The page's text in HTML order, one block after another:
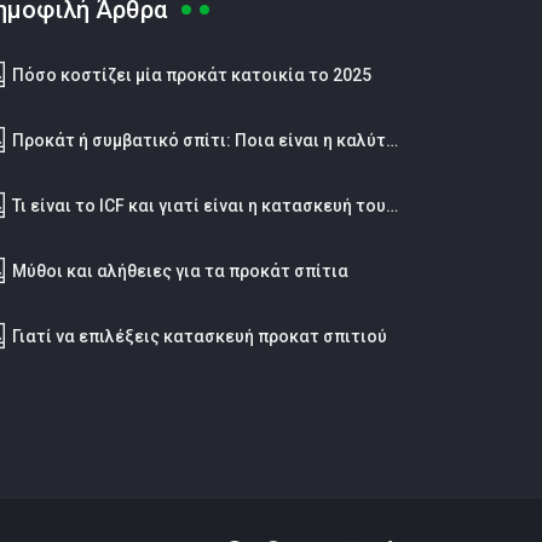
Άρθρα
Πόσο κοστίζει μία προκάτ κατοικία το 2025
Προκάτ ή συμβατικό σπίτι: Ποια είναι η καλύτερη επιλογή;
Τι είναι το ICF και γιατί είναι η κατασκευή του μέλλοντος;
Μύθοι και αλήθειες για τα προκάτ σπίτια
Γιατί να επιλέξεις κατασκευή προκατ σπιτιού